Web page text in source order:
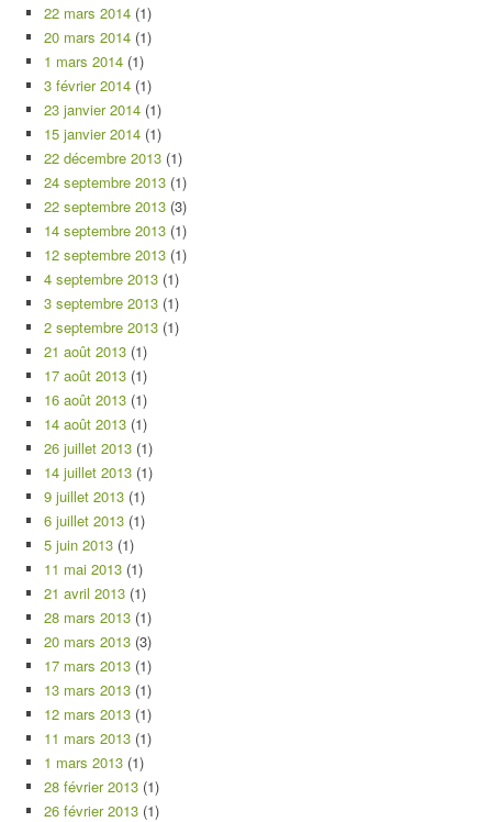
22 mars 2014 (1)
20 mars 2014 (1)
1 mars 2014 (1)
3 février 2014 (1)
23 janvier 2014 (1)
15 janvier 2014 (1)
22 décembre 2013 (1)
24 septembre 2013 (1)
22 septembre 2013 (3)
14 septembre 2013 (1)
12 septembre 2013 (1)
4 septembre 2013 (1)
3 septembre 2013 (1)
2 septembre 2013 (1)
21 août 2013 (1)
17 août 2013 (1)
16 août 2013 (1)
14 août 2013 (1)
26 juillet 2013 (1)
14 juillet 2013 (1)
9 juillet 2013 (1)
6 juillet 2013 (1)
5 juin 2013 (1)
11 mai 2013 (1)
21 avril 2013 (1)
28 mars 2013 (1)
20 mars 2013 (3)
17 mars 2013 (1)
13 mars 2013 (1)
12 mars 2013 (1)
11 mars 2013 (1)
1 mars 2013 (1)
28 février 2013 (1)
26 février 2013 (1)